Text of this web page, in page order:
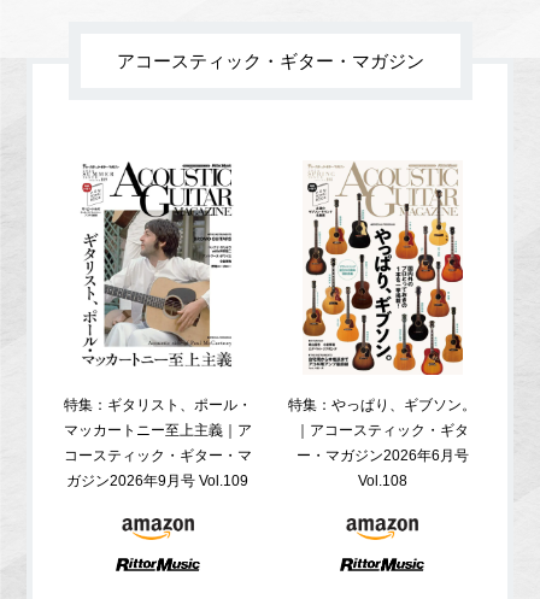
アコースティック・ギター・マガジン
特集：ギタリスト、ポール・
マッカートニー至上主義｜ア
コースティック・ギター・マ
ガジン2026年9月号 Vol.109
特集：やっぱり、ギブソン。
｜アコースティック・ギタ
ー・マガジン2026年6月号
Vol.108